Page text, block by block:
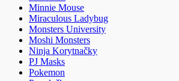
Minnie Mouse
Miraculous Ladybug
Monsters University
Moshi Monsters
Ninja Korytnačky
PJ Masks
Pokemon